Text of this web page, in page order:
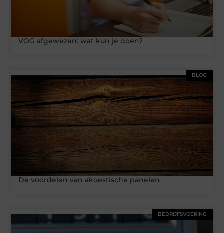
VOG afgewezen: wat kun je doen?
BLOG
De voordelen van akoestische panelen
BEDRIJFSVOERING